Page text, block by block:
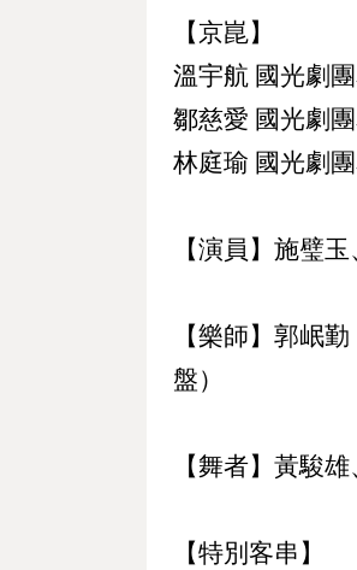
【京崑】
溫宇航 國光劇
鄒慈愛 國光劇
林庭瑜 國光劇
【演員】施璧
【樂師】郭岷
盤）
【舞者】黃駿
【特別客串】